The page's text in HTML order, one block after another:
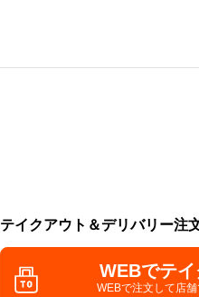
テイクアウト＆デリバリー注
WEBでテ
WEBで注文して店